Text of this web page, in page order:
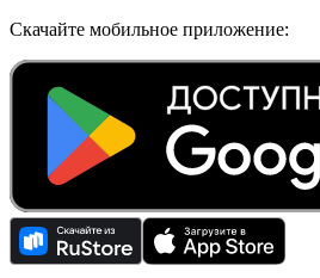
Скачайте мобильное приложение: